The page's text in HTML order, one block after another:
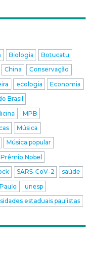
Biologia
Botucatu
China
Conservação
ecologia
Economia
Brasil
MPB
Música
Música popular
Prêmio Nobel
SARS-CoV-2
saúde
unesp
estaduais paulistas